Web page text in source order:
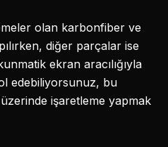
olan karbonfiber ve
diğer parçalar ise
ekran aracılığıyla
edebiliyorsunuz, bu
üzerinde işaretleme yapmak